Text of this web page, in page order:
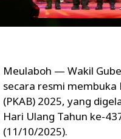
Meulaboh — Wakil
secara resmi membuka
(PKAB) 2025, yang
Hari Ulang Tahun ke-
(11/10/2025).